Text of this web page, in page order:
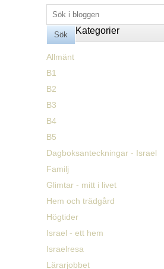
Kategorier
Allmänt
B1
B2
B3
B4
B5
Dagboksanteckningar - Israel
Familj
Glimtar - mitt i livet
Hem och trädgård
Högtider
Israel - ett hem
Israelresa
Lärarjobbet